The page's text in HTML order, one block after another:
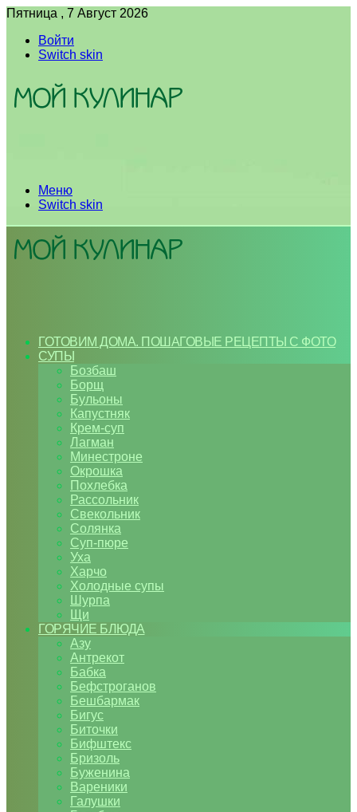
Пятница , 7 Август 2026
Войти
Switch skin
Меню
Switch skin
ГОТОВИМ ДОМА. ПОШАГОВЫЕ РЕЦЕПТЫ С ФОТО
СУПЫ
Бозбаш
Борщ
Бульоны
Капустняк
Крем-суп
Лагман
Минестроне
Окрошка
Похлебка
Рассольник
Свекольник
Солянка
Суп-пюре
Уха
Харчо
Холодные супы
Шурпа
Щи
ГОРЯЧИЕ БЛЮДА
Азу
Антрекот
Бабка
Бефстроганов
Бешбармак
Бигус
Биточки
Бифштекс
Бризоль
Буженина
Вареники
Галушки